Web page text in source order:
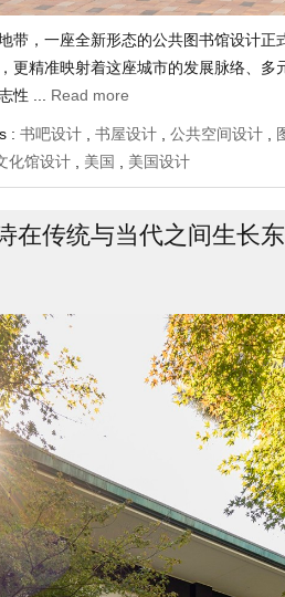
带，一座全新形态的公共图书馆设计正
更精准映射着这座城市的发展脉络、多
性 ... Read more
: 书吧设计 书屋设计 公共空间设计
化馆设计 美国 美国设计
在传统与当代之间生长